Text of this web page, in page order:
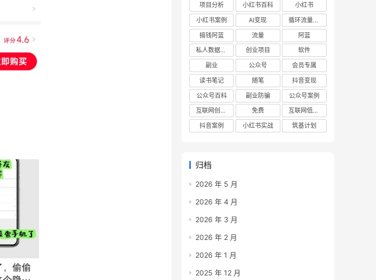
项目分析
小红书百科
小红书
小红书案例
AI变现
循环流量实验室
搞钱阿蓝
流量
阿蓝
私人数据库项目
创业项目
软件
副业
公众号
会员专属
读书笔记
随笔
抖音变现
公众号百科
副业防骗
公众号案例
互联网创业项目
免费
互联网低成本创业项目
抖音案例
小红书实战 筑基计划
归档
2026 年 5 月
2026 年 4 月
2026 年 3 月
2026 年 2 月
2026 年 1 月
2025 年 12 月